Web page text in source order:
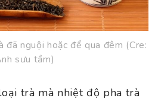
đã nguội hoặc để qua đêm (Cre:
sưu tầm)
trà mà nhiệt độ pha trà